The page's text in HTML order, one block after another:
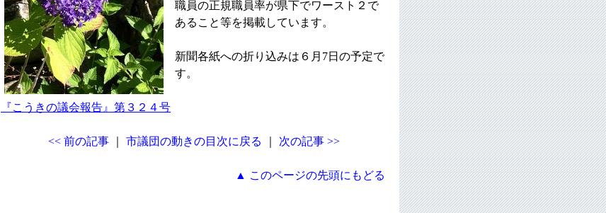
職員の正規職員率が県下でワースト２で
あること等を掲載しています。
新聞各紙への折り込みは６月7日の予定で
す。
『こうきの議会報告』第３２４号
<< 前の記事 市議団の動きの目次に戻る 次の記事 >>
▲ このページの先頭にもどる